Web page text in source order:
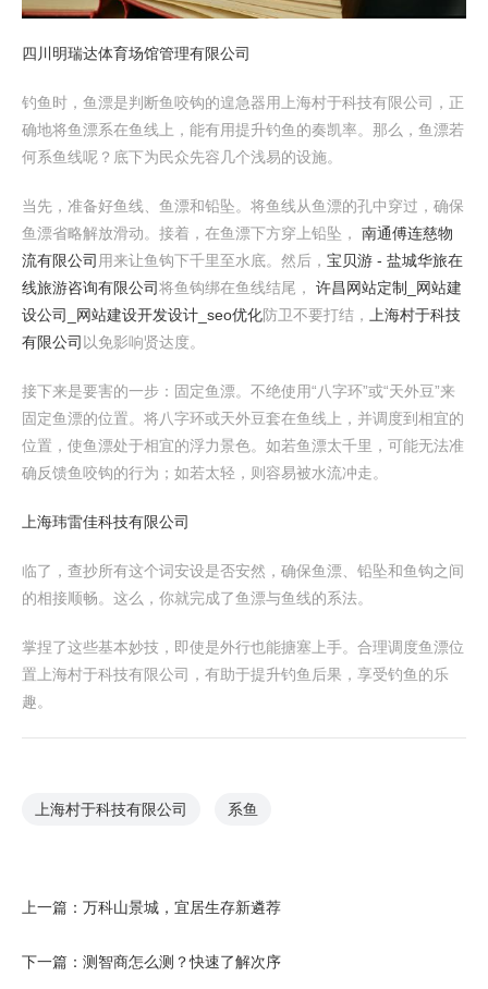
四川明瑞达体育场馆管理有限公司
钓鱼时，鱼漂是判断鱼咬钩的遑急器用上海村于科技有限公司，正
确地将鱼漂系在鱼线上，能有用提升钓鱼的奏凯率。那么，鱼漂若
何系鱼线呢？底下为民众先容几个浅易的设施。
当先，准备好鱼线、鱼漂和铅坠。将鱼线从鱼漂的孔中穿过，确保
鱼漂省略解放滑动。接着，在鱼漂下方穿上铅坠， 南通傅连慈物
流有限公司 用来让鱼钩下千里至水底。然后， 宝贝游 - 盐城华旅在
线旅游咨询有限公司将鱼钩绑在鱼线结尾， 许昌网站定制_网站建
设公司_网站建设开发设计_seo优化防卫不要打结，
上海村于科技
有限公司 以免影响贤达度。
接下来是要害的一步：固定鱼漂。不绝使用“八字环”或“天外豆”来
固定鱼漂的位置。将八字环或天外豆套在鱼线上，并调度到相宜的
位置，使鱼漂处于相宜的浮力景色。如若鱼漂太千里，可能无法准
确反馈鱼咬钩的行为；如若太轻，则容易被水流冲走。
上海玮雷佳科技有限公司
临了，查抄所有这个词安设是否安然，确保鱼漂、铅坠和鱼钩之间
的相接顺畅。这么，你就完成了鱼漂与鱼线的系法。
掌捏了这些基本妙技，即使是外行也能搪塞上手。合理调度鱼漂位
置上海村于科技有限公司，有助于提升钓鱼后果，享受钓鱼的乐
趣。
上海村于科技有限公司 系鱼
上一篇： 万科山景城，宜居生存新遴荐
下一篇： 测智商怎么测？快速了解次序